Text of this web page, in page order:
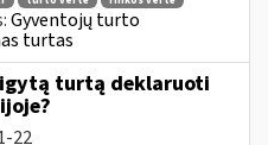
Gyventojų turto
turtas
turtą deklaruoti
22